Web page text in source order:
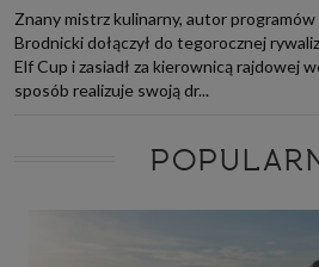
Znany mistrz kulinarny, autor
Brodnicki dołączył do tegorocznej
Elf Cup i zasiadł za kierownicą rajdowej
sposób realizuje swoją dr...